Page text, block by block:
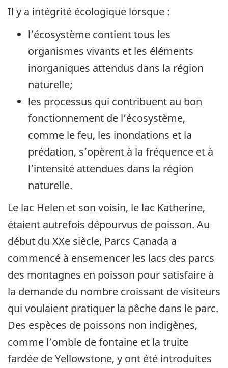
Il y a intégrité écologique lorsque :
l’écosystème contient tous les
organismes vivants et les éléments
inorganiques attendus dans la région
naturelle;
les processus qui contribuent au bon
fonctionnement de l’écosystème,
comme le feu, les inondations et la
prédation, s’opèrent à la fréquence et à
l’intensité attendues dans la région
naturelle.
Le lac Helen et son voisin, le lac Katherine,
étaient autrefois dépourvus de poisson. Au
début du XXe siècle, Parcs Canada a
commencé à ensemencer les lacs des parcs
des montagnes en poisson pour satisfaire à
la demande du nombre croissant de visiteurs
qui voulaient pratiquer la pêche dans le parc.
Des espèces de poissons non indigènes,
comme l’omble de fontaine et la truite
fardée de Yellowstone, y ont été introduites